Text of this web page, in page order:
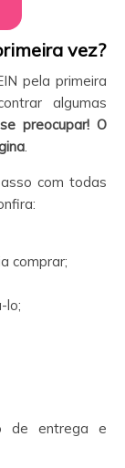
vez?
pela primeira
algumas
preocupar! O
.
com todas
comprar;
lo;
de entrega e